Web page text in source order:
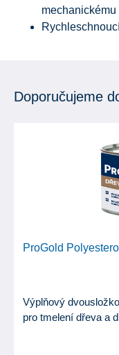
Doporučujeme
ProGold
Výplňový
pro tmelení dřeva a